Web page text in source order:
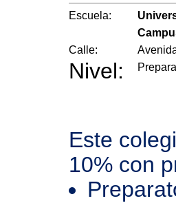
Escuela:
Calle:
Nivel:
Este
10% con